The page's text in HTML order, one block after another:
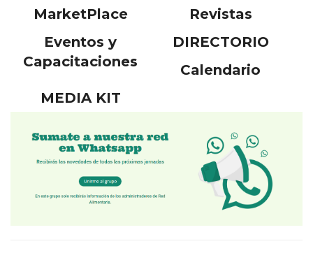
MarketPlace
Revistas
Eventos y
Capacitaciones
DIRECTORIO
Calendario
MEDIA KIT